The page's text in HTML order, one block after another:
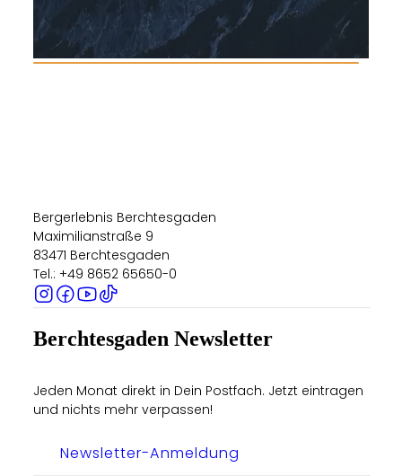
Bergerlebnis Berchtesgaden
Maximilianstraße 9
83471 Berchtesgaden
Tel.: +49 8652 65650-0
Berchtesgaden Newsletter
Jeden Monat direkt in Dein Postfach. Jetzt eintragen
und nichts mehr verpassen!
Newsletter-Anmeldung